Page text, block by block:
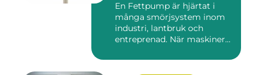
En Fettpump är hjärtat i
många smörjsystem inom
industri, lantbruk och
entreprenad. När maskiner